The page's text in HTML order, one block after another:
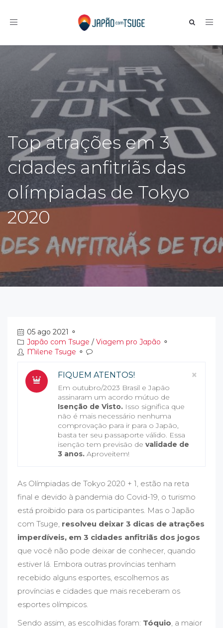
Toggle navigation
Top atrações em 3
cidades anfitriãs das
olímpiadas de Tokyo
2020
05 ago 2021 ⚬
Japão com Tsuge / Viagem pro Japão ⚬
Milene Tsuge ⚬
×
FIQUEM ATENTOS!
Em outubro/2023 Brasil e Japão
assinaram um acordo mútuo de
Isenção de Visto. Isso significa que
não é mais necessário nenhuma
comprovação para ir para o Japão,
basta ter seu passaporte válido. Essa
isenção tem previsão de validade de
3 anos. Aproveitem!
As Olímpiadas de Tokyo 2020 + 1, estão na reta
final e devido à pandemia do Covid-19, o turismo
está proibido para os participantes. Mas o Japão
com Tsuge, resolveu deixar 3 dicas de atrações
imperdíveis, em 3 cidades anfitriãs dos jogos
que você não pode deixar de conhecer, quando
estiver lá. Embora outras províncias tenham
recebido alguns esportes, escolhemos as
províncias e cidades que mais receberam os
esportes olímpicos.
Sendo assim, as escolhidas foram: Tóquio, a maior